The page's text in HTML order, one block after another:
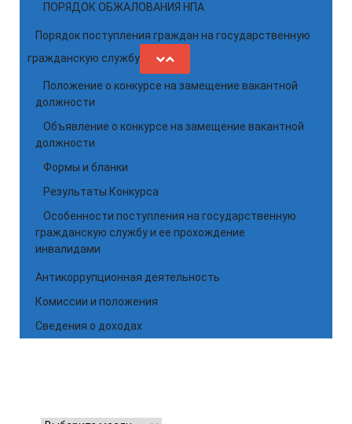
ПОРЯДОК ОБЖАЛОВАНИЯ НПА
Порядок поступления граждан на государственную
гражданскую службу
Положение о конкурсе на замещение вакантной
должности
Объявление о конкурсе на замещение вакантной
должности
Формы и бланки
Результаты Конкурса
Особенности поступления на государственную
гражданскую службу и ее прохождение
инвалидами
Антикоррупционная деятельность
Комиссии и положения
Сведения о доходах